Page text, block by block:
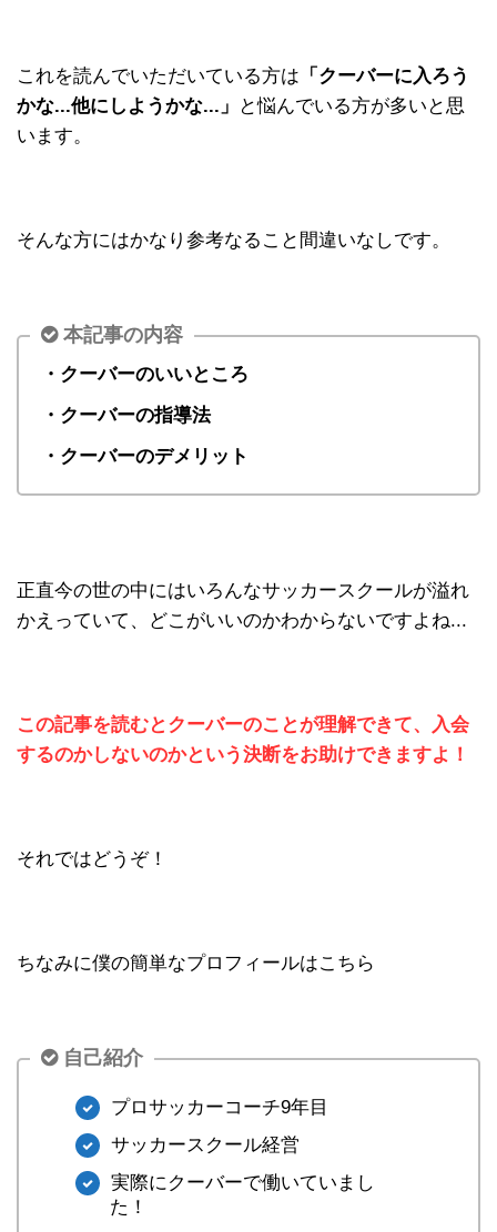
これを読んでいただいている方は 「クーバーに入ろう
かな...他にしようかな...」
と悩んでいる方が多いと思
います。
そんな方にはかなり参考なること間違いなしです。
本記事の内容
・クーバーのいいところ
・クーバーの指導法
・クーバーのデメリット
正直今の世の中にはいろんなサッカースクールが溢れ
かえっていて、どこがいいのかわからないですよね...
この記事を読むとクーバーのことが理解できて、入会
するのかしないのかという決断をお助けできますよ！
それではどうぞ！
ちなみに僕の簡単なプロフィールはこちら
自己紹介
プロサッカーコーチ9年目
サッカースクール経営
実際にクーバーで働いていまし
た！